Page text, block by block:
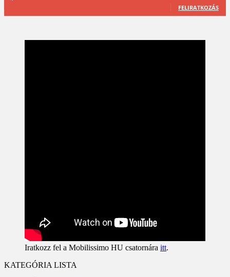
FELIRATKOZÁS
Iratkozz fel a Mobilissimo HU csatornára itt.
KATEGÓRIA LISTA